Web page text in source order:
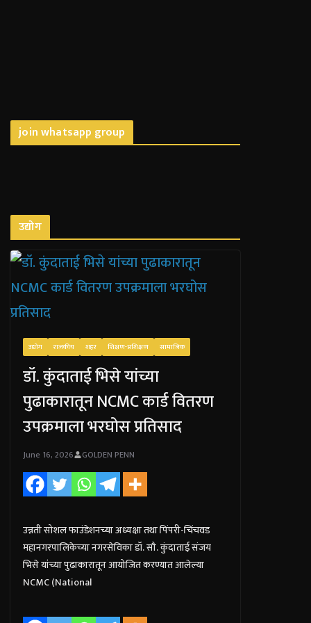
join whatsapp group
उद्योग
उद्योग राजकीय शहर शिक्षण-प्रशिक्षण सामाजिक
डॉ. कुंदाताई भिसे यांच्या
पुढाकारातून NCMC कार्ड वितरण
उपक्रमाला भरघोस प्रतिसाद
June 16, 2026 GOLDEN PENN
उन्नती सोशल फाउंडेशनच्या अध्यक्षा तथा पिंपरी-चिंचवड
महानगरपालिकेच्या नगरसेविका डॉ. सौ. कुंदाताई संजय
भिसे यांच्या पुढाकारातून आयोजित करण्यात आलेल्या
NCMC (National